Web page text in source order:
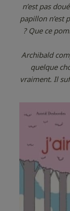
n’est pas
papillon n’est
? Que ce
Archibald
quelque
vraiment. Il